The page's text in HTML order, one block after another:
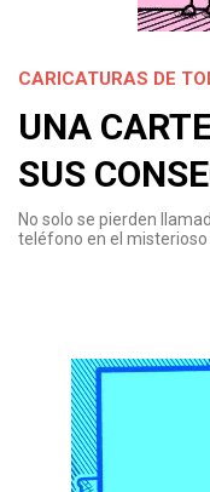
CARICATURAS DE
UNA
SUS
No solo se pierden
teléfono en el misterioso